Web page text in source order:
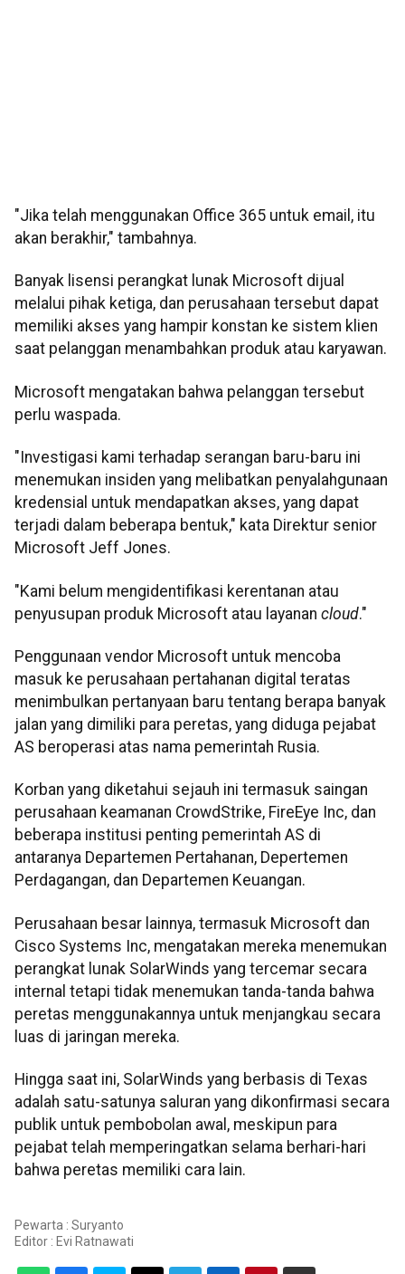
"Jika telah menggunakan Office 365 untuk email, itu
akan berakhir," tambahnya.
Banyak lisensi perangkat lunak Microsoft dijual
melalui pihak ketiga, dan perusahaan tersebut dapat
memiliki akses yang hampir konstan ke sistem klien
saat pelanggan menambahkan produk atau karyawan.
Microsoft mengatakan bahwa pelanggan tersebut
perlu waspada.
"Investigasi kami terhadap serangan baru-baru ini
menemukan insiden yang melibatkan penyalahgunaan
kredensial untuk mendapatkan akses, yang dapat
terjadi dalam beberapa bentuk," kata Direktur senior
Microsoft Jeff Jones.
"Kami belum mengidentifikasi kerentanan atau
penyusupan produk Microsoft atau layanan cloud."
Penggunaan vendor Microsoft untuk mencoba
masuk ke perusahaan pertahanan digital teratas
menimbulkan pertanyaan baru tentang berapa banyak
jalan yang dimiliki para peretas, yang diduga pejabat
AS beroperasi atas nama pemerintah Rusia.
Korban yang diketahui sejauh ini termasuk saingan
perusahaan keamanan CrowdStrike, FireEye Inc, dan
beberapa institusi penting pemerintah AS di
antaranya Departemen Pertahanan, Depertemen
Perdagangan, dan Departemen Keuangan.
Perusahaan besar lainnya, termasuk Microsoft dan
Cisco Systems Inc, mengatakan mereka menemukan
perangkat lunak SolarWinds yang tercemar secara
internal tetapi tidak menemukan tanda-tanda bahwa
peretas menggunakannya untuk menjangkau secara
luas di jaringan mereka.
Hingga saat ini, SolarWinds yang berbasis di Texas
adalah satu-satunya saluran yang dikonfirmasi secara
publik untuk pembobolan awal, meskipun para
pejabat telah memperingatkan selama berhari-hari
bahwa peretas memiliki cara lain.
Pewarta : Suryanto
Editor : Evi Ratnawati